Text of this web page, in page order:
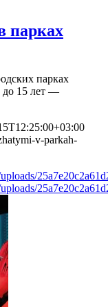
парках
парках
до 15 лет —
v-parkah-